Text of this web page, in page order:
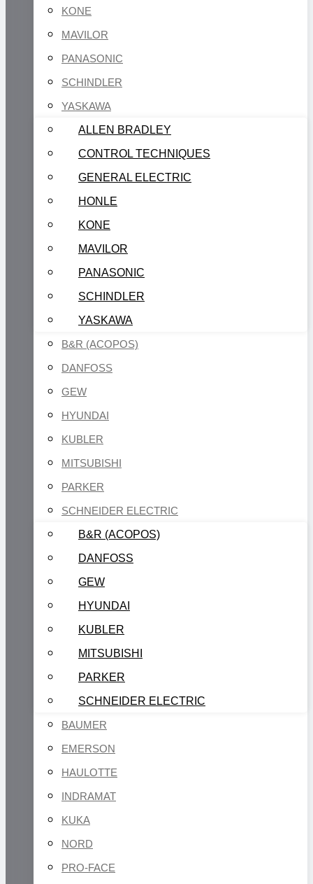
KONE
MAVILOR
PANASONIC
SCHINDLER
YASKAWA
ALLEN BRADLEY
CONTROL TECHNIQUES
GENERAL ELECTRIC
HONLE
KONE
MAVILOR
PANASONIC
SCHINDLER
YASKAWA
B&R (ACOPOS)
DANFOSS
GEW
HYUNDAI
KUBLER
MITSUBISHI
PARKER
SCHNEIDER ELECTRIC
B&R (ACOPOS)
DANFOSS
GEW
HYUNDAI
KUBLER
MITSUBISHI
PARKER
SCHNEIDER ELECTRIC
BAUMER
EMERSON
HAULOTTE
INDRAMAT
KUKA
NORD
PRO-FACE